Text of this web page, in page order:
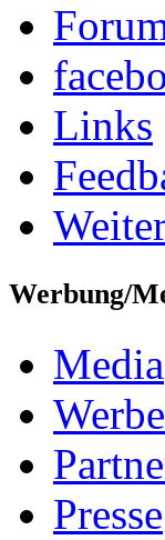
Links
Werbung/
Media
Presse